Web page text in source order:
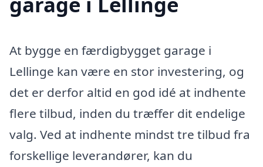
At bygge en færdigbygget garage i
Lellinge kan være en stor investering, og
det er derfor altid en god idé at indhente
flere tilbud, inden du træffer dit endelige
valg. Ved at indhente mindst tre tilbud fra
forskellige leverandører, kan du